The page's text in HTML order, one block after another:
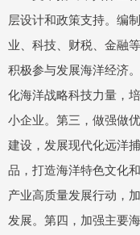
层设计和政策支持。编
业、科技、财税、金融
积极参与发展海洋经济
化海洋战略科技力量，
小企业。第三，做强做
建设，发展现代化远洋
品，打造海洋特色文化
产业高质量发展行动，
发展。第四，加强主要